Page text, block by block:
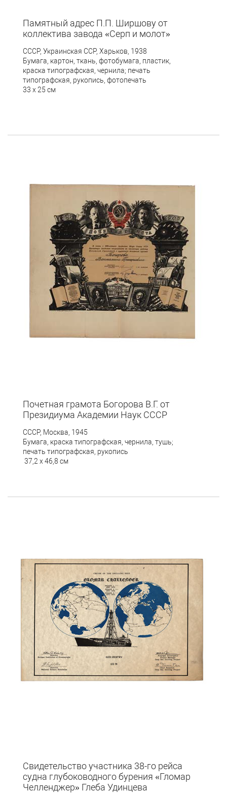
Памятный адрес П.П. Ширшову от
коллектива завода «Серп и молот»
СССР, Украинская ССР, Харьков, 1938
Бумага, картон, ткань, фотобумага, пластик,
краска типографская, чернила; печать
типографская, рукопись, фотопечать
33 х 25 см
Почетная грамота Богорова В.Г. от
Президиума Академии Наук СССР
СССР, Москва, 1945
Бумага, краска типографская, чернила, тушь;
печать типографская, рукопись
37,2 х 46,8 см
Свидетельство участника 38-го рейса
судна глубоководного бурения «Гломар
Челленджер» Глеба Удинцева